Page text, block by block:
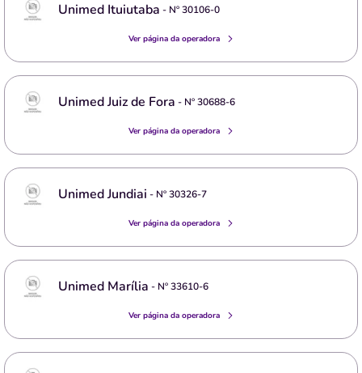
Unimed Ituiutaba - Nº30106-0
Ver página da operadora
Unimed Juiz de Fora - Nº30688-6
Ver página da operadora
Unimed Jundiai - Nº30326-7
Ver página da operadora
Unimed Marília - Nº33610-6
Ver página da operadora